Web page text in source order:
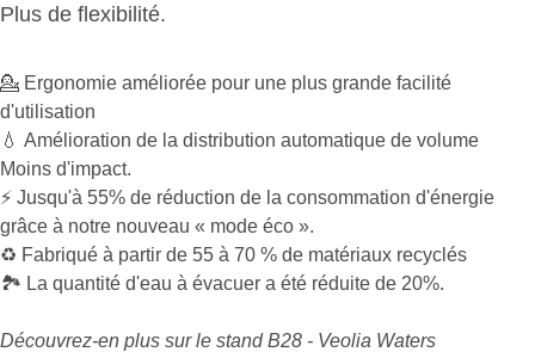
Plus de flexibilité.
💁 Ergonomie améliorée pour une plus grande facilité
d'utilisation
💧 Amélioration de la distribution automatique de volume
Moins d'impact.
⚡️ Jusqu'à 55% de réduction de la consommation d'énergie
grâce à notre nouveau « mode éco ».
♻️ Fabriqué à partir de 55 à 70 % de matériaux recyclés
🏞 La quantité d'eau à évacuer a été réduite de 20%.
Découvrez-en plus sur le stand B28 - Veolia Waters